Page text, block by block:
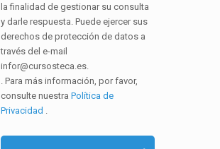
la finalidad de gestionar su consulta
y darle respuesta. Puede ejercer sus
derechos de protección de datos a
través del e-mail
infor@cursosteca.es.
. Para más información, por favor,
consulte nuestraPolítica de
Privacidad